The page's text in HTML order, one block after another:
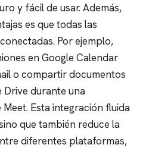
y fácil de usar.Además,
es que todas las
Por ejemplo,
en Google Calendar
o compartir documentos
Drive durante una
Esta integración fluida
que también reduce la
diferentes plataformas,